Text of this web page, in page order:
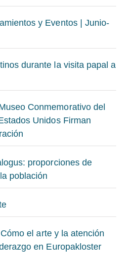
y Eventos | Junio-
durante la visita papal a
Conmemorativo del
Unidos Firman
proporciones de
población
el arte y la atención
en Europakloster